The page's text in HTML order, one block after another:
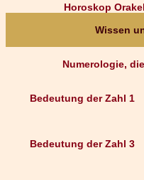
Horoskop
Wissen
Numerologie,
Bedeutung der Zahl 1
Bedeutung der Zahl 3